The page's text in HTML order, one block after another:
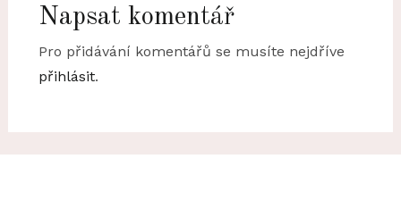
Napsat komentář
Pro přidávání komentářů se musíte nejdříve
přihlásit.